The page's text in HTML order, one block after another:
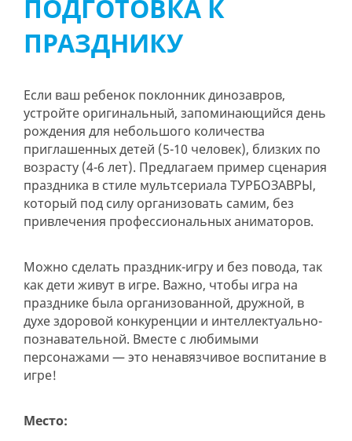
ПОДГОТОВКА К
ПРАЗДНИКУ
Если ваш ребенок поклонник динозавров,
устройте оригинальный, запоминающийся день
рождения для небольшого количества
приглашенных детей (5-10 человек), близких по
возрасту (4-6 лет). Предлагаем пример сценария
праздника в стиле мультсериала ТУРБОЗАВРЫ,
который под силу организовать самим, без
привлечения профессиональных аниматоров.
Можно сделать праздник-игру и без повода, так
как дети живут в игре. Важно, чтобы игра на
празднике была организованной, дружной, в
духе здоровой конкуренции и интеллектуально-
познавательной. Вместе с любимыми
персонажами — это ненавязчивое воспитание в
игре!
Место: